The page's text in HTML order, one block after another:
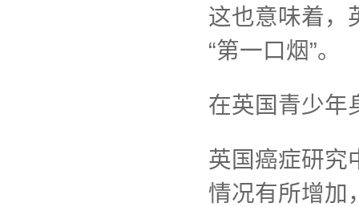
这也意味着，
“第一口烟”。
在英国青少年
英国癌症研究
情况有所增加